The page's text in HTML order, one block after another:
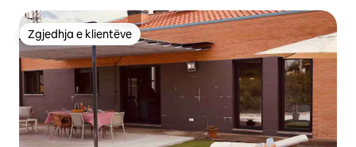
Zgjedhja e klientëve
Zgjedhja e klientëve